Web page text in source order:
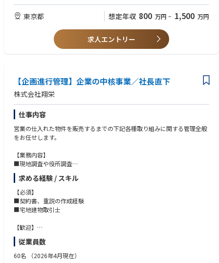
その他、具体的な営業方法などは面接でご説明させていただきます。
都心エリアを中心に展開する自社ブランドマンション「GALICIAマンショ
ンシリーズ」は、銀座、六本木などの一等地や主要駅徒歩圏内のロケーシ
東京都 想定年収 800 万円 ~ 1,500 万円
求人エントリー
【企画進行管理】企業の中核事業／社長直下
株式会社翔栄
仕事内容
営業の仕入れた物件を販売するまでの下記各種取り組みに関する管理全般
をお任せします。
【業務内容】
■現地調査や役所調査
■契約関連書類の作成（契約書、重説等）
■契約、決済対応
■各種業者の手配（測量、解体、建築、リフォーム等）
■物件資料の作成
■金融機関への融資申し込み
求める経験 / スキル
【必須】
■契約書、重説の作成経験
■宅地建物取引士
【歓迎】
■現地調査、役所調査の経験
■契約、決済の対応経験
従業員数
60名 （2026年4月現在）